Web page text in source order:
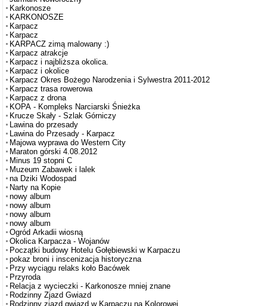
Karkonosze
KARKONOSZE
Karpacz
Karpacz
KARPACZ zimą malowany :)
Karpacz atrakcje
Karpacz i najbliższa okolica.
Karpacz i okolice
Karpacz Okres Bożego Narodzenia i Sylwestra 2011-2012
Karpacz trasa rowerowa
Karpacz z drona
KOPA - Kompleks Narciarski Śnieżka
Krucze Skały - Szlak Górniczy
Lawina do przesady
Lawina do Przesady - Karpacz
Majowa wyprawa do Western City
Maraton górski 4.08.2012
Minus 19 stopni C
Muzeum Zabawek i lalek
na Dziki Wodospad
Narty na Kopie
nowy album
nowy album
nowy album
nowy album
Ogród Arkadii wiosną
Okolica Karpacza - Wojanów
Początki budowy Hotelu Gołębiewski w Karpaczu
pokaz broni i inscenizacja historyczna
Przy wyciągu relaks koło Bacówek
Przyroda
Relacja z wycieczki - Karkonosze mniej znane
Rodzinny Zjazd Gwiazd
Rodzinny zjazd gwiazd w Karpaczu na Kolorowej